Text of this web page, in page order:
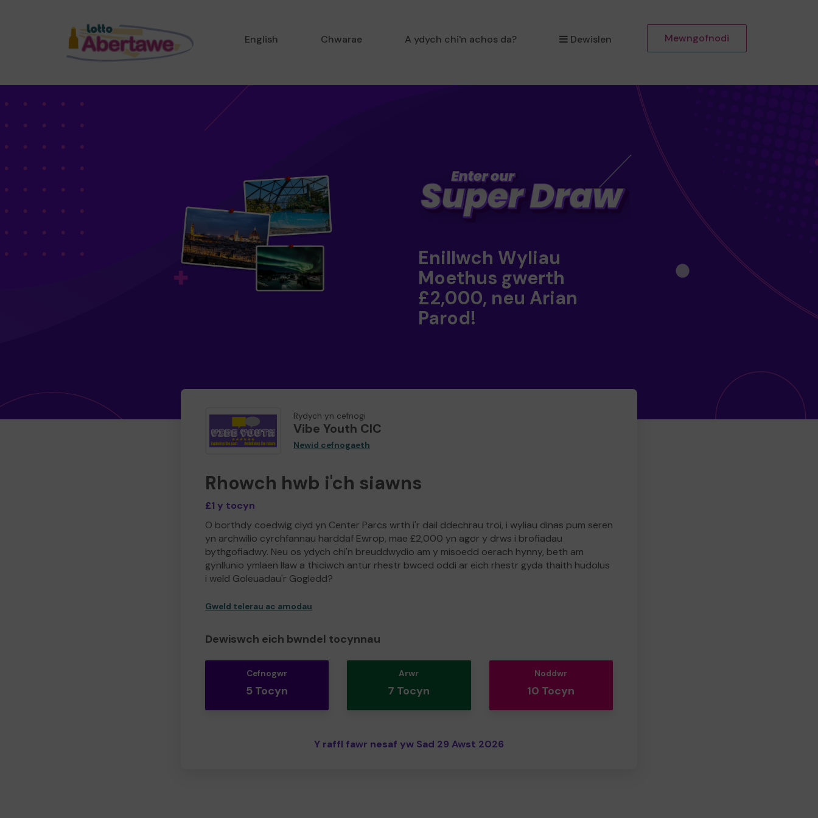
English Chwarae A ydych chi'n achos da? Dewislen Mewngofnodi
Enillwch Wyliau
Moethus gwerth
£2,000, neu Arian
Parod!
Rydych yn cefnogi
Vibe Youth CIC
Newid cefnogaeth
Rhowch hwb i'ch siawns
£1 y tocyn
O borthdy coedwig clyd yn Center Parcs wrth i'r dail ddechrau troi, i wyliau dinas pum seren
yn archwilio cyrchfannau harddaf Ewrop, mae £2,000 yn agor y drws i brofiadau
bythgofiadwy. Neu os ydych chi'n breuddwydio am y misoedd oerach hynny, beth am
gynllunio ymlaen llaw a thiciwch antur rhestr bwced oddi ar eich rhestr gyda thaith hudolus
i weld Goleuadau'r Gogledd?
Gweld telerau ac amodau
Dewiswch eich bwndel tocynnau
Cefnogwr
5 Tocyn
Arwr
7 Tocyn
Noddwr
10 Tocyn
Y raffl fawr nesaf yw Sad 29 Awst 2026